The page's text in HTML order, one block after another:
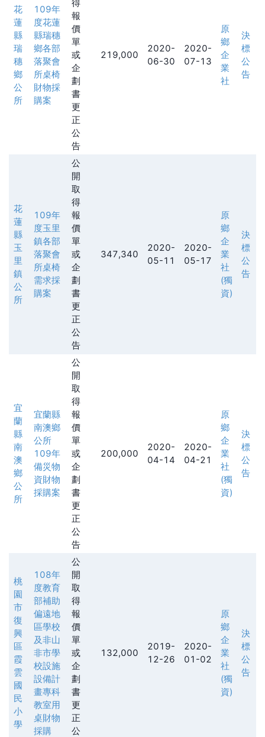
花
蓮
縣
瑞
穗
鄉
公
所
109年
度花蓮
縣瑞穗
鄉各部
落聚會
所桌椅
財物採
購案
得
報
價
單
或
企
劃
書
更
正
公
告
219,000
2020-
06-30
2020-
07-13
原
鄉
企
業
社
決
標
公
告
花
蓮
縣
玉
里
鎮
公
所
109年
度玉里
鎮各部
落聚會
所桌椅
需求採
購案
公
開
取
得
報
價
單
或
企
劃
書
更
正
公
告
347,340
2020-
05-11
2020-
05-17
原
鄉
企
業
社
(獨
資)
決
標
公
告
宜
蘭
縣
南
澳
鄉
公
所
宜蘭縣
南澳鄉
公所
109年
備災物
資財物
採購案
公
開
取
得
報
價
單
或
企
劃
書
更
正
公
告
200,000
2020-
04-14
2020-
04-21
原
鄉
企
業
社
(獨
資)
決
標
公
告
桃
園
市
復
興
區
霞
雲
國
民
小
學
108年
度教育
部補助
偏遠地
區學校
及非山
非市學
校設施
設備計
畫專科
教室用
桌財物
採購
公
開
取
得
報
價
單
或
企
劃
書
更
正
公
132,000
2019-
12-26
2020-
01-02
原
鄉
企
業
社
(獨
資)
決
標
公
告